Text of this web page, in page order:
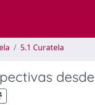
5.1 Curatela